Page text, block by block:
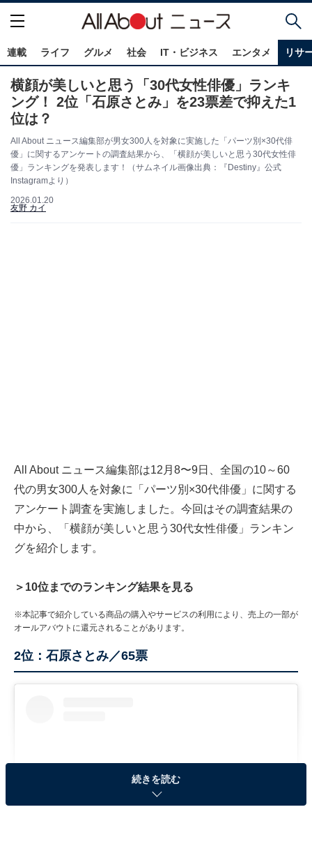
連載 ライフ グルメ 社会 IT・ビジネス エンタメ リサ
横顔が美しいと思う「30代女性俳優」ランキ
ング！ 2位「石原さとみ」を23票差で抑えた1
位は？
All About ニュース編集部が男女300人を対象に実施した「パーツ別×30代俳
優」に関するアンケートの調査結果から、「横顔が美しいと思う30代女性俳
優」ランキングを発表します！（サムネイル画像出典：『Destiny』公式
Instagramより）
2026.01.20
友野 カイ
All About ニュース編集部は12月8〜9日、全国の10～60
代の男女300人を対象に「パーツ別×30代俳優」に関する
アンケート調査を実施しました。今回はその調査結果の
中から、「横顔が美しいと思う30代女性俳優」ランキン
グを紹介します。
＞10位までのランキング結果を見る
※本記事で紹介している商品の購入やサービスの利用により、売上の一部が
オールアバウトに還元されることがあります。
2位：石原さとみ／65票
続きを読む